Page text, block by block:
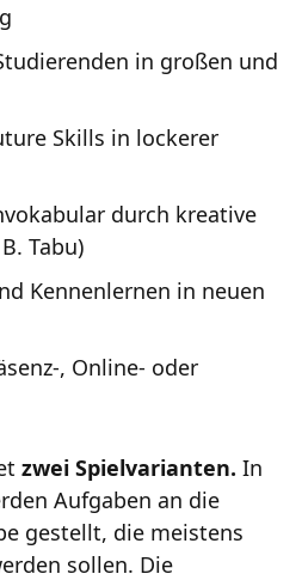
in großen und
Skills in lockerer
durch kreative
Tabu)
Kennenlernen in neuen
, Online- oder
zwei Spielvarianten. In
Aufgaben an die
gestellt, die meistens
sollen. Die